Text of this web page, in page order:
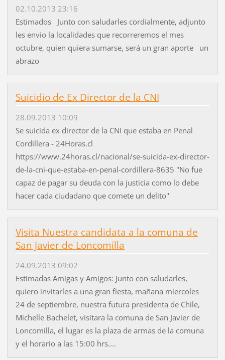
02.10.2013 23:16
Estimados Junto con saludarles cordialmente, adjunto
les envio la localidades que recorreremos el mes
octubre, quien quiera sumarse, será un gran aporte un
abrazo
Suicidio de Ex Director de la CNI
28.09.2013 10:09
Se suicida ex director de la CNI que estaba en Penal
Cordillera - 24Horas.cl
https://www.24horas.cl/nacional/se-suicida-ex-director-
de-la-cni-que-estaba-en-penal-cordillera-8635 "No fue
capaz de pagar su deuda con la justicia como lo debe
hacer cada ciudadano que comete un delito"
Visita Nuestra candidata a la comuna de
San Javier de Loncomilla
24.09.2013 09:02
Estimadas Amigas y Amigos: Junto con saludarles,
quiero invitarles a una gran fiesta, mañana miercoles
24 de septiembre, nuestra futura presidenta de Chile,
Michelle Bachelet, visitara la comuna de San Javier de
Loncomilla, el lugar es la plaza de armas de la comuna
y el horario a las 15:00 hrs....